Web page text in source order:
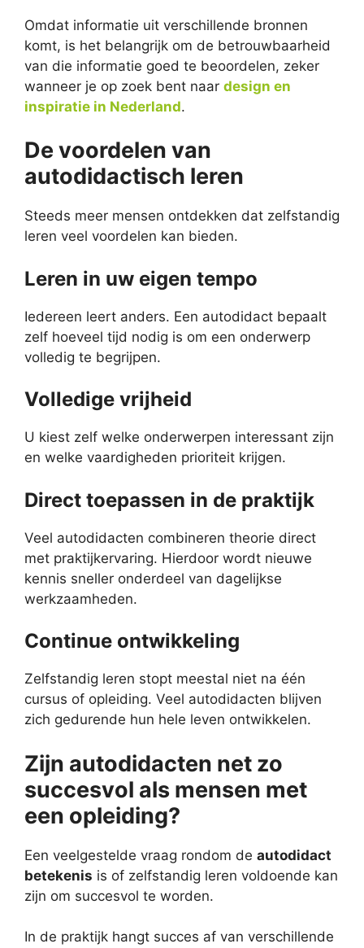
Omdat informatie uit verschillende bronnen
komt, is het belangrijk om de betrouwbaarheid
van die informatie goed te beoordelen, zeker
wanneer je op zoek bent naar design en
inspiratie in Nederland.
De voordelen van
autodidactisch leren
Steeds meer mensen ontdekken dat zelfstandig
leren veel voordelen kan bieden.
Leren in uw eigen tempo
Iedereen leert anders. Een autodidact bepaalt
zelf hoeveel tijd nodig is om een onderwerp
volledig te begrijpen.
Volledige vrijheid
U kiest zelf welke onderwerpen interessant zijn
en welke vaardigheden prioriteit krijgen.
Direct toepassen in de praktijk
Veel autodidacten combineren theorie direct
met praktijkervaring. Hierdoor wordt nieuwe
kennis sneller onderdeel van dagelijkse
werkzaamheden.
Continue ontwikkeling
Zelfstandig leren stopt meestal niet na één
cursus of opleiding. Veel autodidacten blijven
zich gedurende hun hele leven ontwikkelen.
Zijn autodidacten net zo
succesvol als mensen met
een opleiding?
Een veelgestelde vraag rondom de autodidact
betekenis is of zelfstandig leren voldoende kan
zijn om succesvol te worden.
In de praktijk hangt succes af van verschillende